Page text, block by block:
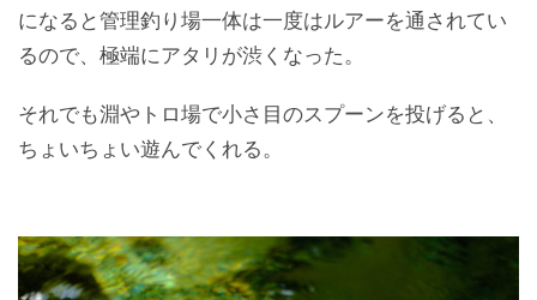
になると管理釣り場一体は一度はルアーを通されてい
るので、極端にアタリが渋くなった。
それでも淵やトロ場で小さ目のスプーンを投げると、
ちょいちょい遊んでくれる。